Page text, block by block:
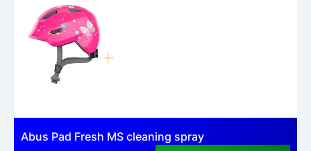
Abus Pad Fresh MS cleaning spray